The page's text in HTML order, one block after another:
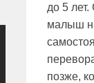
до 5
малыш
позже,